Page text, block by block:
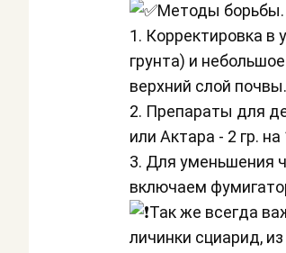
Методы борьбы.
1. Корректировка в
грунта) и
верхний слой почвы.
2. Препараты для
или Актара - 2 гр.
3. Для уменьшения
включаем
Так же всегда
личинки сциарид,